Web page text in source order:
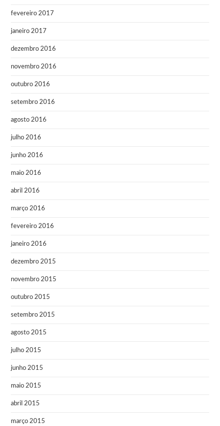
fevereiro 2017
janeiro 2017
dezembro 2016
novembro 2016
outubro 2016
setembro 2016
agosto 2016
julho 2016
junho 2016
maio 2016
abril 2016
março 2016
fevereiro 2016
janeiro 2016
dezembro 2015
novembro 2015
outubro 2015
setembro 2015
agosto 2015
julho 2015
junho 2015
maio 2015
abril 2015
março 2015